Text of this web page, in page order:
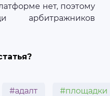
нет, поэтому
арбитражников
#адалт #площадки